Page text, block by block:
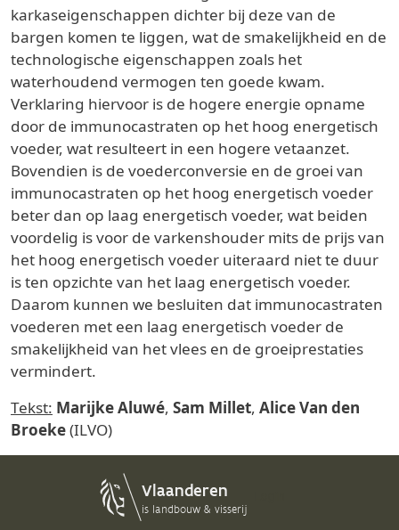
karkaseigenschappen dichter bij deze van de
bargen komen te liggen, wat de smakelijkheid en de
technologische eigenschappen zoals het
waterhoudend vermogen ten goede kwam.
Verklaring hiervoor is de hogere energie opname
door de immunocastraten op het hoog energetisch
voeder, wat resulteert in een hogere vetaanzet.
Bovendien is de voederconversie en de groei van
immunocastraten op het hoog energetisch voeder
beter dan op laag energetisch voeder, wat beiden
voordelig is voor de varkenshouder mits de prijs van
het hoog energetisch voeder uiteraard niet te duur
is ten opzichte van het laag energetisch voeder.
Daarom kunnen we besluiten dat immunocastraten
voederen met een laag energetisch voeder de
smakelijkheid van het vlees en de groeiprestaties
vermindert.
Tekst: Marijke Aluwé, Sam Millet, Alice Van den
Broeke(ILVO)